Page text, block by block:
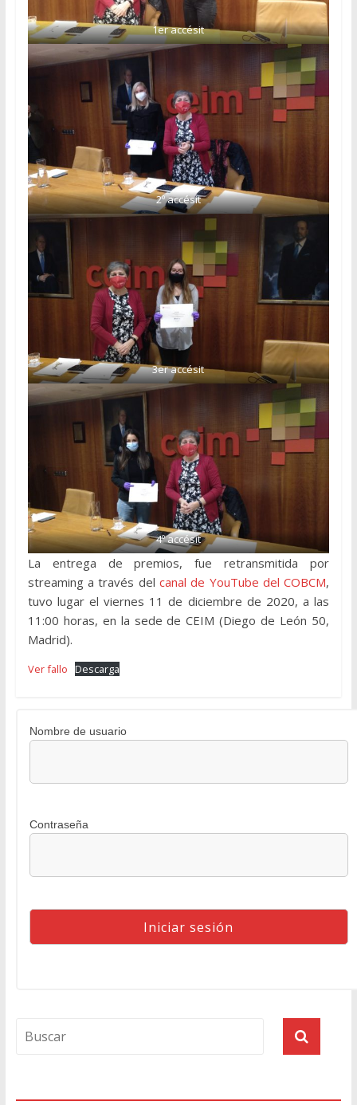
1er accésit
2º accésit
3er accésit
4º accésit
La entrega de premios, fue retransmitida por
streaming a través del canal de YouTube del COBCM,
tuvo lugar el viernes 11 de diciembre de 2020, a las
11:00 horas, en la sede de CEIM (Diego de León 50,
Madrid).
Ver fallo Descarga
Nombre de usuario
Contraseña